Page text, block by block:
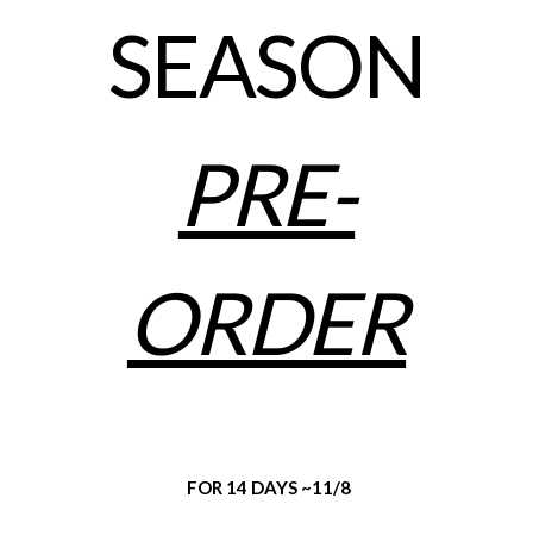
SEASON
PRE-
ORDER
FOR 14 DAYS ~11/8